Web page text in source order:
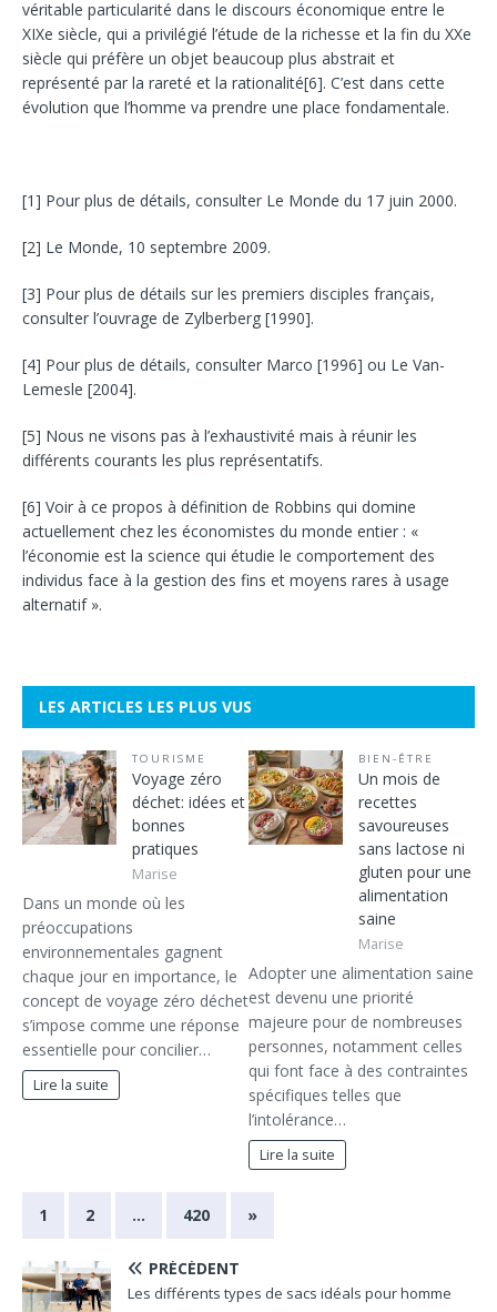
véritable particularité dans le discours économique entre le
XIXe siècle, qui a privilégié l’étude de la richesse et la fin du XXe
siècle qui préfère un objet beaucoup plus abstrait et
représenté par la rareté et la rationalité[6]. C’est dans cette
évolution que l’homme va prendre une place fondamentale.
[1] Pour plus de détails, consulter Le Monde du 17 juin 2000.
[2] Le Monde, 10 septembre 2009.
[3] Pour plus de détails sur les premiers disciples français,
consulter l’ouvrage de Zylberberg [1990].
[4] Pour plus de détails, consulter Marco [1996] ou Le Van-
Lemesle [2004].
[5] Nous ne visons pas à l’exhaustivité mais à réunir les
différents courants les plus représentatifs.
[6] Voir à ce propos à définition de Robbins qui domine
actuellement chez les économistes du monde entier : «
l’économie est la science qui étudie le comportement des
individus face à la gestion des fins et moyens rares à usage
alternatif ».
LES ARTICLES LES PLUS VUS
TOURISME
Voyage zéro
déchet: idées et
bonnes
pratiques
Marise
Dans un monde où les
préoccupations
environnementales gagnent
chaque jour en importance, le
concept de voyage zéro déchet
s’impose comme une réponse
essentielle pour concilier…
Lire la suite
BIEN-ÊTRE
Un mois de
recettes
savoureuses
sans lactose ni
gluten pour une
alimentation
saine
Marise
Adopter une alimentation saine
est devenu une priorité
majeure pour de nombreuses
personnes, notamment celles
qui font face à des contraintes
spécifiques telles que
l’intolérance…
Lire la suite
1 2 … 420 »
PRÉCÉDENT
Les différents types de sacs idéals pour homme